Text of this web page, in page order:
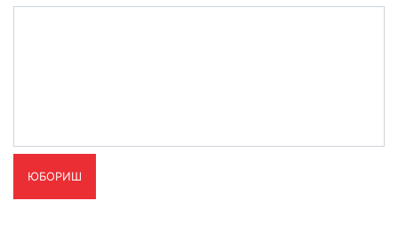
ЮБОРИШ